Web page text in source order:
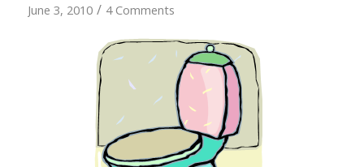
June 3, 2010 / 4 Comments